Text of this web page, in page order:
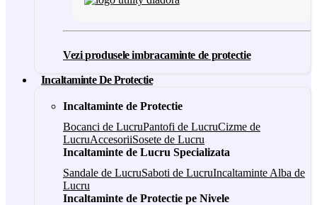
Vezi produsele imbracaminte de protectie
Incaltaminte De Protectie
Incaltaminte de Protectie
Bocanci de LucruPantofi de LucruCizme de
LucruAccesoriiSosete de Lucru
Incaltaminte de Lucru Specializata
Sandale de LucruSaboti de LucruIncaltaminte Alba de
Lucru
Incaltaminte de Protectie pe Nivele